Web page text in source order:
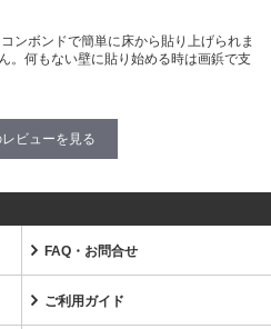
ンボンドで簡単に床から貼り上げられま
。何もない壁に貼り始める時は画鋲で支
ビューを見る
FAQ・お問合せ
ご利用ガイド